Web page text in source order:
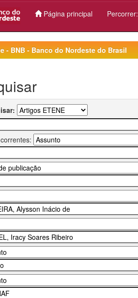
Página principal Percorrer:
- BNB - Banco do Nordeste do Brasil